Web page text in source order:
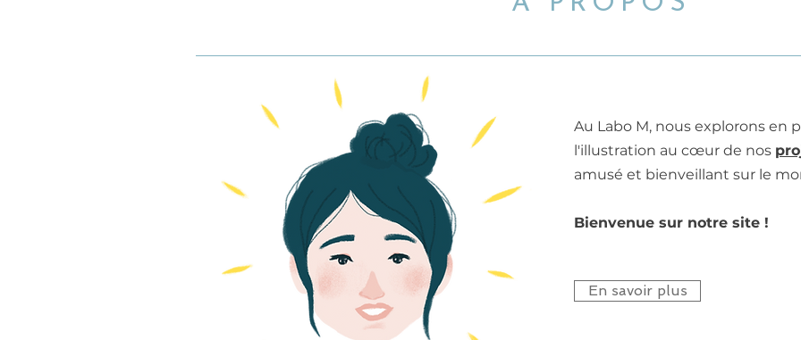
Au Labo M, nous explorons en
l'illustration au cœur de nos
amusé et bienveillant sur le
Bienvenue sur notre site !
En savoir plus